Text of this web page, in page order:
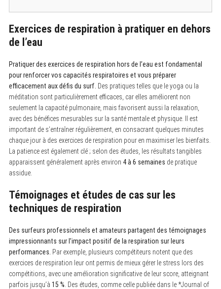
Exercices de respiration à pratiquer en dehors
de l’eau
Pratiquer des exercices de respiration hors de l’eau est fondamental
pour renforcer vos capacités respiratoires et vous préparer
efficacement aux défis du surf. Des pratiques telles que le yoga ou la
méditation sont particulièrement efficaces, car elles améliorent non
seulement la capacité pulmonaire, mais favorisent aussi la relaxation,
avec des bénéfices mesurables sur la santé mentale et physique. Il est
important de s’entraîner régulièrement, en consacrant quelques minutes
chaque jour à des exercices de respiration pour en maximiser les bienfaits.
La patience est également clé ; selon des études, les résultats tangibles
apparaissent généralement après environ 4 à 6 semaines de pratique
assidue.
Témoignages et études de cas sur les
techniques de respiration
Des surfeurs professionnels et amateurs partagent des témoignages
impressionnants sur l’impact positif de la respiration sur leurs
performances. Par exemple, plusieurs compétiteurs notent que des
exercices de respiration leur ont permis de mieux gérer le stress lors des
compétitions, avec une amélioration significative de leur score, atteignant
parfois jusqu’à 15 % . Des études, comme celle publiée dans le *Journal of